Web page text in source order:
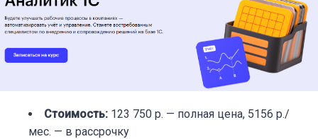
Стоимость: 123 750 р. — полная цена, 5156 р./
мес. — в рассрочку